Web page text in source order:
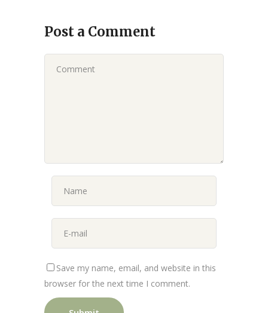
Post a Comment
Save my name, email, and website in this
browser for the next time I comment.